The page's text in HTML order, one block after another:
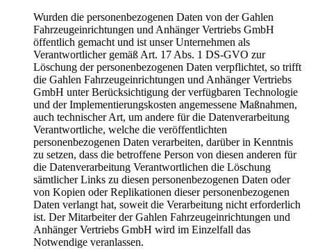
Wurden die personenbezogenen Daten von der Gahlen
Fahrzeugeinrichtungen und Anhänger Vertriebs GmbH
öffentlich gemacht und ist unser Unternehmen als
Verantwortlicher gemäß Art. 17 Abs. 1 DS-GVO zur
Löschung der personenbezogenen Daten verpflichtet, so trifft
die Gahlen Fahrzeugeinrichtungen und Anhänger Vertriebs
GmbH unter Berücksichtigung der verfügbaren Technologie
und der Implementierungskosten angemessene Maßnahmen,
auch technischer Art, um andere für die Datenverarbeitung
Verantwortliche, welche die veröffentlichten
personenbezogenen Daten verarbeiten, darüber in Kenntnis
zu setzen, dass die betroffene Person von diesen anderen für
die Datenverarbeitung Verantwortlichen die Löschung
sämtlicher Links zu diesen personenbezogenen Daten oder
von Kopien oder Replikationen dieser personenbezogenen
Daten verlangt hat, soweit die Verarbeitung nicht erforderlich
ist. Der Mitarbeiter der Gahlen Fahrzeugeinrichtungen und
Anhänger Vertriebs GmbH wird im Einzelfall das
Notwendige veranlassen.